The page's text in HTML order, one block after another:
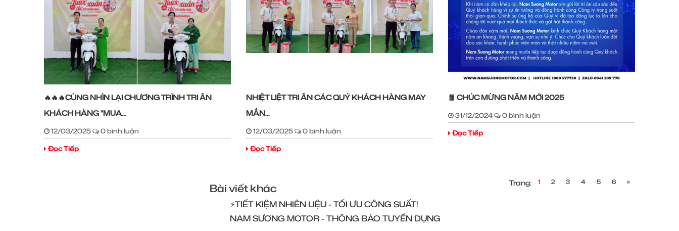
🔥🔥🔥CÙNG NHÌN LẠI CHƯƠNG TRÌNH TRI ÂN
KHÁCH HÀNG "MUA...
12/03/2025
0 bình luận
Đọc Tiếp
NHIỆT LIỆT TRI ÂN CÁC QUÝ KHÁCH HÀNG MAY
MẮN...
12/03/2025
0 bình luận
Đọc Tiếp
🧧 CHÚC MỪNG NĂM MỚI 2025
31/12/2024
0 bình luận
Đọc Tiếp
Trang: 1 2 3 4 5 6 »
Bài viết khác
⚡️TIẾT KIỆM NHIÊN LIỆU - TỐI ƯU CÔNG SUẤT!
NAM SƯƠNG MOTOR - THÔNG BÁO TUYỂN DỤNG